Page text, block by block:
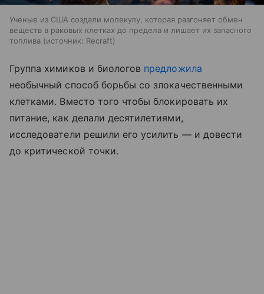
Ученые из США создали молекулу, которая разгоняет обмен
веществ в раковых клетках до предела и лишает их запасного
топлива
источник: Recraft
Группа химиков и биологов предложила
необычный способ борьбы со злокачественными
клетками. Вместо того чтобы блокировать их
питание, как делали десятилетиями,
исследователи решили его усилить — и довести
до критической точки.